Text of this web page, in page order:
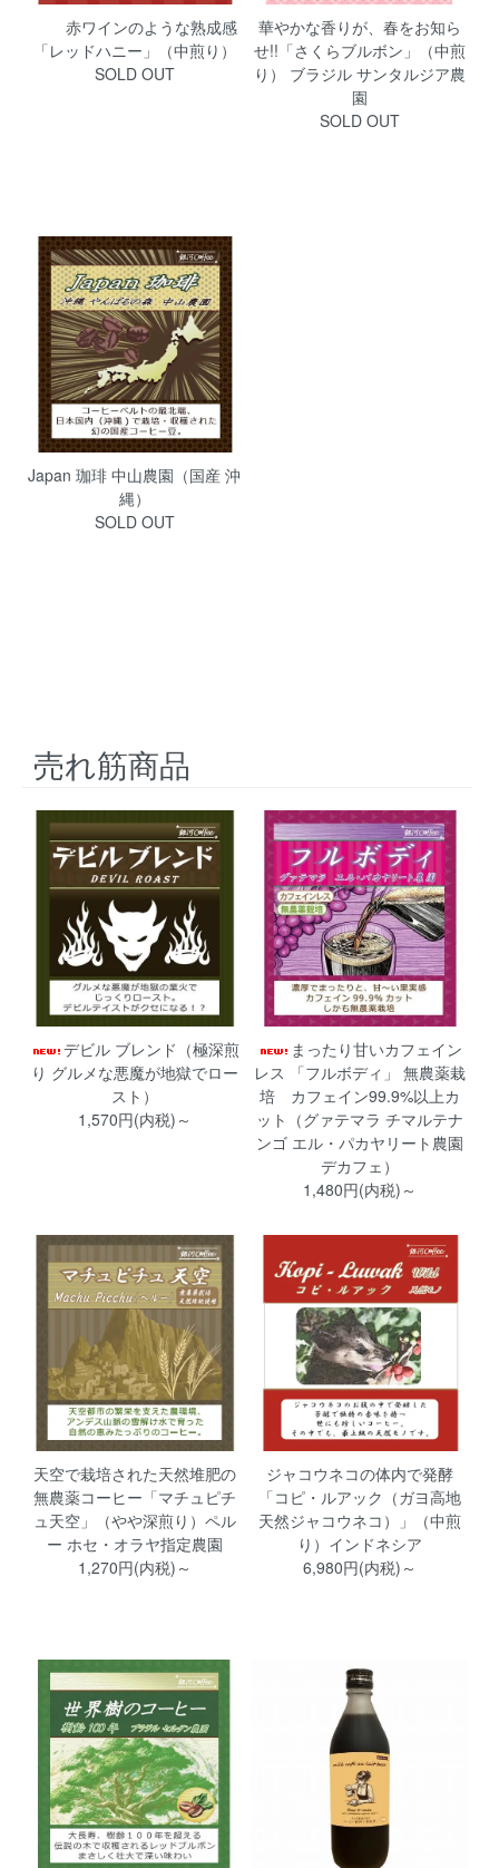
赤ワインのような熟成感
「レッドハニー」（中煎り）
SOLD OUT
華やかな香りが、春をお知ら
せ!!「さくらブルボン」（中煎
り） ブラジル サンタルジア農
園
SOLD OUT
Japan 珈琲 中山農園（国産 沖
縄）
SOLD OUT
売れ筋商品
デビル ブレンド（極深煎
り グルメな悪魔が地獄でロー
スト）
1,570円(内税)～
まったり甘いカフェイン
レス 「フルボディ」 無農薬栽
培 カフェイン99.9%以上カ
ット（グァテマラ チマルテナ
ンゴ エル・パカヤリート農園
デカフェ）
1,480円(内税)～
天空で栽培された天然堆肥の
無農薬コーヒー「マチュピチ
ュ天空」（やや深煎り）ペル
ー ホセ・オラヤ指定農園
1,270円(内税)～
ジャコウネコの体内で発酵
「コピ・ルアック（ガヨ高地
天然ジャコウネコ）」（中煎
り）インドネシア
6,980円(内税)～